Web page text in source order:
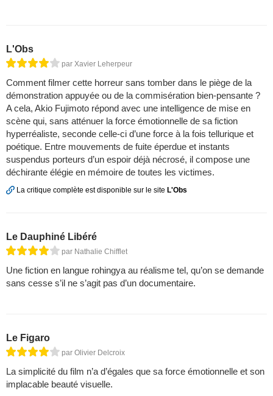
L'Obs
par Xavier Leherpeur
Comment filmer cette horreur sans tomber dans le piège de la
démonstration appuyée ou de la commisération bien-pensante ?
A cela, Akio Fujimoto répond avec une intelligence de mise en
scène qui, sans atténuer la force émotionnelle de sa fiction
hyperréaliste, seconde celle-ci d’une force à la fois tellurique et
poétique. Entre mouvements de fuite éperdue et instants
suspendus porteurs d’un espoir déjà nécrosé, il compose une
déchirante élégie en mémoire de toutes les victimes.
La critique complète est disponible sur le site L'Obs
Le Dauphiné Libéré
par Nathalie Chifflet
Une fiction en langue rohingya au réalisme tel, qu’on se demande
sans cesse s’il ne s’agit pas d’un documentaire.
Le Figaro
par Olivier Delcroix
La simplicité du film n’a d’égales que sa force émotionnelle et son
implacable beauté visuelle.